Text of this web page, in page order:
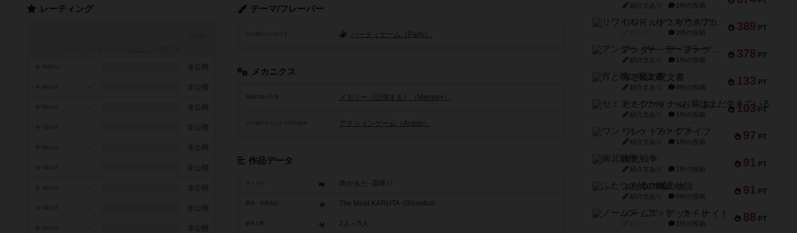
テーマ/フレーバー
その他のコンセプト パーティゲーム（Party）
メカニクス
メモリー（記憶する）（Memory）
その他のメカニクスや仕組み アクションゲーム（Action）
作品データ
タイトル 肉かるた -霜降り-
The Meat KARUTA -Shimofuri-
参加人数 2人～5人
レーティング
- 非公開
- 非公開
- 非公開
7点の人 - 非公開
- 非公開
- 非公開
- 非公開
- 非公開
- 非公開
紹介文あり 2件の投稿
389 PT
リワイルド：サウスアメリカ
2件の投稿
378 PT
アンダー・ザ・テーブラー
紹介文あり 1件の投稿
133 PT
宵と暁の呪文書
紹介文あり 8件の投稿
103 PT
セミファイナル ～お前はまだ生きている～
紹介文あり 1件の投稿
97 PT
ワン・トゥ・ファイブ
紹介文あり 1件の投稿
91 PT
南北戦争
紹介文あり 1件の投稿
91 PT
ふたつの城の物語
紹介文あり 6件の投稿
88 PT
ノームズ・アット・ナイト
1件の投稿